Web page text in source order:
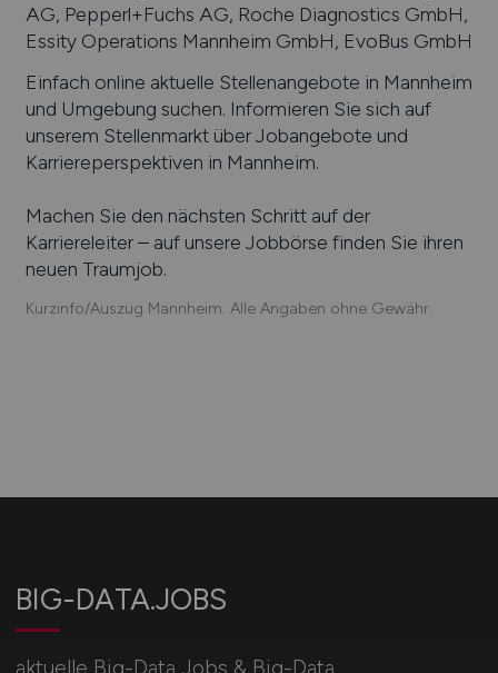
AG, Pepperl+Fuchs AG, Roche Diagnostics GmbH,
Essity Operations Mannheim GmbH, EvoBus GmbH
Einfach online aktuelle Stellenangebote in Mannheim
und Umgebung suchen. Informieren Sie sich auf
unserem Stellenmarkt über Jobangebote und
Karriereperspektiven in Mannheim.
Machen Sie den nächsten Schritt auf der
Karriereleiter – auf unsere Jobbörse finden Sie ihren
neuen Traumjob.
Kurzinfo/Auszug Mannheim. Alle Angaben ohne Gewähr.
BIG-DATA.JOBS
aktuelle Big-Data Jobs & Big-Data